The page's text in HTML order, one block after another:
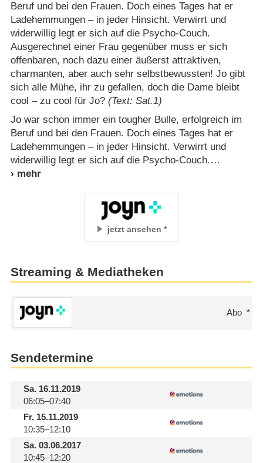
Beruf und bei den Frauen. Doch eines Tages hat er
Ladehemmungen – in jeder Hinsicht. Verwirrt und
widerwillig legt er sich auf die Psycho-Couch.
Ausgerechnet einer Frau gegenüber muss er sich
offenbaren, noch dazu einer äußerst attraktiven,
charmanten, aber auch sehr selbstbewussten! Jo gibt
sich alle Mühe, ihr zu gefallen, doch die Dame bleibt
cool – zu cool für Jo? (Text: Sat.1)
Jo war schon immer ein tougher Bulle, erfolgreich im
Beruf und bei den Frauen. Doch eines Tages hat er
Ladehemmungen – in jeder Hinsicht. Verwirrt und
widerwillig legt er sich auf die Psycho-Couch.
jetzt ansehen
Streaming & Mediatheken
Abo
Sendetermine
Sa.16.11.2019
06:05–07:40
Fr.15.11.2019
10:35–12:10
Sa.03.06.2017
10:45–12:20